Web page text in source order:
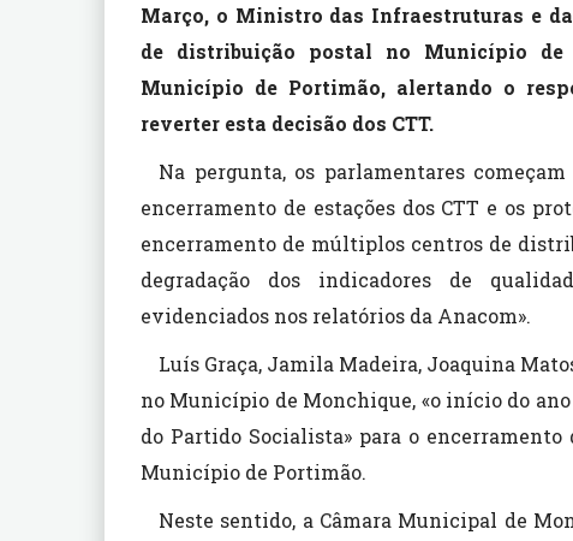
Março, o Ministro das Infraestruturas e
de distribuição postal no Município
Município de Portimão, alertando o
reverter esta decisão dos CTT.
Na pergunta, os parlamentares
encerramento de estações dos CTT e os
encerramento de múltiplos centros de
degradação dos indicadores de
evidenciados nos relatórios da Anacom».
Luís Graça, Jamila Madeira, Joaquina
no Município de Monchique, «o início do
do Partido Socialista» para o
Município de Portimão.
Neste sentido, a Câmara Municipal de